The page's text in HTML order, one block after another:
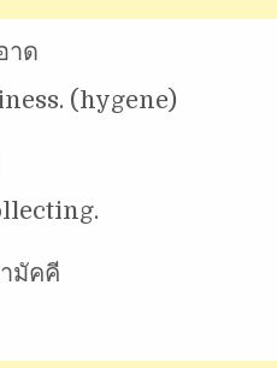
าด
(hygene)
มัคคี